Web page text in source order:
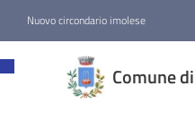
Nuovo circondario imolese
Comune
Fontanelice